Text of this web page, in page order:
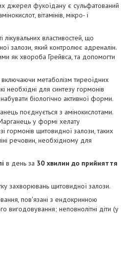
джерел фукоїдану є сульфатований
вітамінів, мікро- і
властивостей, що
залози, який контролює адреналін.
як хвороба Грейвса, та допомогти
метаболізм тиреоїдних
необхідні для синтезу гормонів
біологічно активної форми.
поєднується з амінокислотами.
у формі хелату
гормонів щитовидної залози, таких
речовин, необхідному для
в день за 30 хвилин до прийняття
захворювань щитовидної залози.
пов'язані з ендокринною
вигодовування; неповнолітні діти (у